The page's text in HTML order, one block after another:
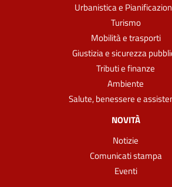
Urbanistica e
Turismo
Mobilità e trasporti
Giustizia e sicurezza
Tributi e finanze
Ambiente
Salute, benessere e
NOVITÀ
Notizie
Comunicati stampa
Eventi